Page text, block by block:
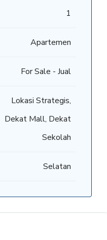
1
Apartemen
For Sale - Jual
Lokasi Strategis,
Dekat Mall, Dekat
Sekolah
Selatan